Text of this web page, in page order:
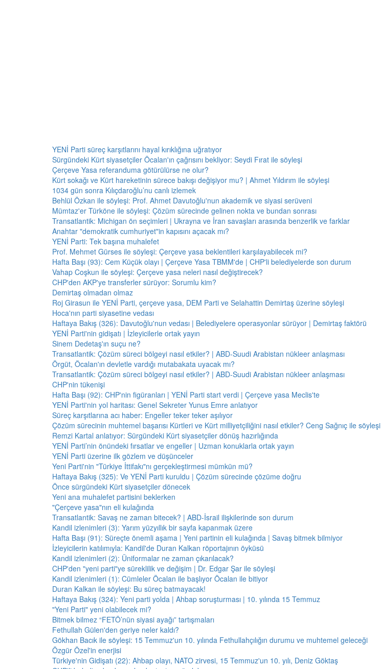
YENİ Parti süreç karşıtlarını hayal kırıklığına uğratıyor
Sürgündeki Kürt siyasetçiler Öcalan'ın çağrısını bekliyor: Seydi Fırat ile söyleşi
Çerçeve Yasa referanduma götürülürse ne olur?
Kürt sokağı ve Kürt hareketinin sürece bakışı değişiyor mu? | Ahmet Yıldırım ile söyleşi
1034 gün sonra Kılıçdaroğlu’nu canlı izlemek
Behlül Özkan ile söyleşi: Prof. Ahmet Davutoğlu'nun akademik ve siyasi serüveni
Mümtaz'er Türköne ile söyleşi: Çözüm sürecinde gelinen nokta ve bundan sonrası
Transatlantik: Michigan ön seçimleri | Ukrayna ve İran savaşları arasında benzerlik ve farklar
Anahtar "demokratik cumhuriyet"in kapısını açacak mı?
YENİ Parti: Tek başına muhalefet
Prof. Mehmet Gürses ile söyleşi: Çerçeve yasa beklentileri karşılayabilecek mi?
Hafta Başı (93): Cem Küçük olayı | Çerçeve Yasa TBMM'de | CHP'li belediyelerde son durum
Vahap Coşkun ile söyleşi: Çerçeve yasa neleri nasıl değiştirecek?
CHP'den AKP'ye transferler sürüyor: Sorumlu kim?
Demirtaş olmadan olmaz
Roj Girasun ile YENİ Parti, çerçeve yasa, DEM Parti ve Selahattin Demirtaş üzerine söyleşi
Hoca'nın parti siyasetine vedası
Haftaya Bakış (326): Davutoğlu'nun vedası | Belediyelere operasyonlar sürüyor | Demirtaş faktörü
YENİ Parti'nin gidişatı | İzleyicilerle ortak yayın
Sinem Dedetaş'ın suçu ne?
Transatlantik: Çözüm süreci bölgeyi nasıl etkiler? | ABD-Suudi Arabistan nükleer anlaşması
Örgüt, Öcalan'ın devletle vardığı mutabakata uyacak mı?
Transatlantik: Çözüm süreci bölgeyi nasıl etkiler? | ABD-Suudi Arabistan nükleer anlaşması
CHP'nin tükenişi
Hafta Başı (92): CHP'nin figüranları | YENİ Parti start verdi | Çerçeve yasa Meclis'te
YENİ Parti'nin yol haritası: Genel Sekreter Yunus Emre anlatıyor
Süreç karşıtlarına acı haber: Engeller teker teker aşılıyor
Çözüm sürecinin muhtemel başarısı Kürtleri ve Kürt milliyetçiliğini nasıl etkiler? Ceng Sağnıç ile söyleşi
Remzi Kartal anlatıyor: Sürgündeki Kürt siyasetçiler dönüş hazırlığında
YENİ Parti’nin önündeki fırsatlar ve engeller | Uzman konuklarla ortak yayın
YENİ Parti üzerine ilk gözlem ve düşünceler
Yeni Parti'nin "Türkiye İttifakı"nı gerçekleştirmesi mümkün mü?
Haftaya Bakış (325): Ve YENİ Parti kuruldu | Çözüm sürecinde çözüme doğru
Önce sürgündeki Kürt siyasetçiler dönecek
Yeni ana muhalefet partisini beklerken
"Çerçeve yasa"nın eli kulağında
Transatlantik: Savaş ne zaman bitecek? | ABD-İsrail ilişkilerinde son durum
Kandil izlenimleri (3): Yarım yüzyıllık bir sayfa kapanmak üzere
Hafta Başı (91): Süreçte önemli aşama | Yeni partinin eli kulağında | Savaş bitmek bilmiyor
İzleyicilerin katılımıyla: Kandil'de Duran Kalkan röportajının öyküsü
Kandil izlenimleri (2): Üniformalar ne zaman çıkarılacak?
CHP'den "yeni parti"ye süreklilik ve değişim | Dr. Edgar Şar ile söyleşi
Kandil izlenimleri (1): Cümleler Öcalan ile başlıyor Öcalan ile bitiyor
Duran Kalkan ile söyleşi: Bu süreç batmayacak!
Haftaya Bakış (324): Yeni parti yolda | Ahbap soruşturması | 10. yılında 15 Temmuz
"Yeni Parti" yeni olabilecek mi?
Bitmek bilmez “FETÖ’nün siyasi ayağı” tartışmaları
Fethullah Gülen'den geriye neler kaldı?
Gökhan Bacık ile söyleşi: 15 Temmuz'un 10. yılında Fethullahçılığın durumu ve muhtemel geleceği
Özgür Özel'in enerjisi
Türkiye'nin Gidişatı (22): Ahbap olayı, NATO zirvesi, 15 Temmuz'un 10. yılı, Deniz Göktaş